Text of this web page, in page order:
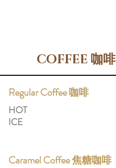
COFFEE 咖啡
Regular Coffee 咖啡
HOT
ICE
Caramel Coffee 焦糖咖啡